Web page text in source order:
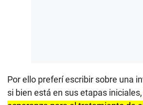
Por ello preferí escribir sobre una
si bien está en sus etapas iniciales,